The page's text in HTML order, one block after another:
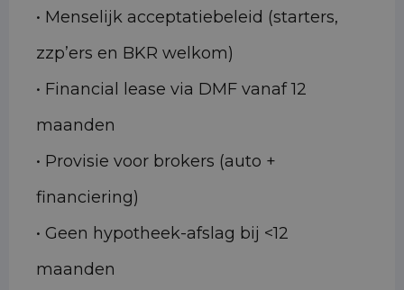
• Menselijk acceptatiebeleid (starters,
zzp’ers en BKR welkom)
• Financial lease via DMF vanaf 12
maanden
• Provisie voor brokers (auto +
financiering)
• Geen hypotheek-afslag bij <12
maanden